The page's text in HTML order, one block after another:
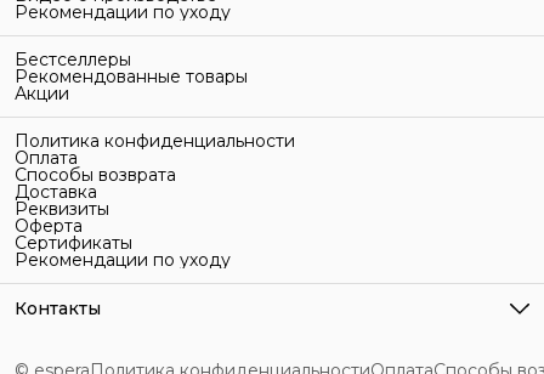
Рекомендации по уходу
Бестселлеры
Рекомендованные товары
Акции
Политика конфиденциальности
Оплата
Способы возврата
Доставка
Реквизиты
Оферта
Сертификаты
Рекомендации по уходу
Контакты